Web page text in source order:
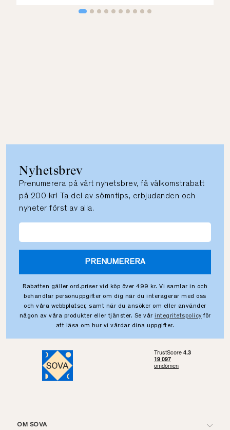
Nyhetsbrev
Prenumerera på vårt nyhetsbrev, få välkomstrabatt
på 200 kr! Ta del av sömntips, erbjudanden och
nyheter först av alla.
PRENUMERERA
Rabatten gäller ord.priser vid köp över 499 kr. Vi samlar in och
behandlar personuppgifter om dig när du interagerar med oss
och våra webbplatser, samt när du ansöker om eller använder
någon av våra produkter eller tjänster. Se vår integritetspolicy för
att läsa om hur vi vårdar dina uppgifter.
OM SOVA